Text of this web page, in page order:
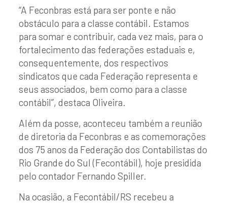
“A Feconbras está para ser ponte e não
obstáculo para a classe contábil. Estamos
para somar e contribuir, cada vez mais, para o
fortalecimento das federações estaduais e,
consequentemente, dos respectivos
sindicatos que cada Federação representa e
seus associados, bem como para a classe
contábil”, destaca Oliveira.
Além da posse, aconteceu também a reunião
de diretoria da Feconbras e as comemorações
dos 75 anos da Federação dos Contabilistas do
Rio Grande do Sul (Fecontábil), hoje presidida
pelo contador Fernando Spiller.
Na ocasião, a Fecontábil/RS recebeu a